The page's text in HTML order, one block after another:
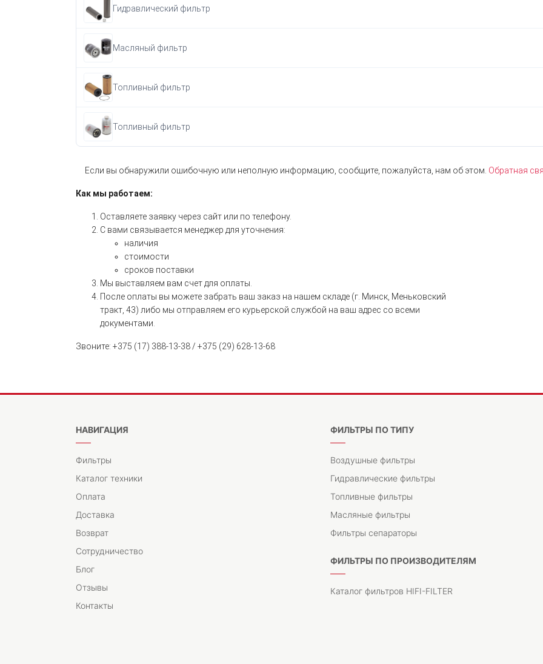
Гидравлический фильтр
Масляный фильтр
Топливный фильтр
Топливный фильтр
Если вы обнаружили ошибочную или неполную информацию, сообщите, пожалуйста, нам об этом. Обратная
Как мы работаем:
Оставляете заявку через сайт или по телефону.
С вами связывается менеджер для уточнения:
наличия
стоимости
сроков поставки
Мы выставляем вам счет для оплаты.
После оплаты вы можете забрать ваш заказ на нашем складе (г. Минск, Меньковский
тракт, 43) либо мы отправляем его курьерской службой на ваш адрес со всеми
документами.
Звоните: +375 (17) 388-13-38 / +375 (29) 628-13-68
НАВИГАЦИЯ
Фильтры
Каталог техники
Оплата
Доставка
Возврат
Сотрудничество
Блог
Отзывы
Контакты
ФИЛЬТРЫ ПО ТИПУ
Воздушные фильтры
Гидравлические фильтры
Топливные фильтры
Масляные фильтры
Фильтры сепараторы
ФИЛЬТРЫ ПО ПРОИЗВОДИТЕЛЯМ
Каталог фильтров HIFI-FILTER